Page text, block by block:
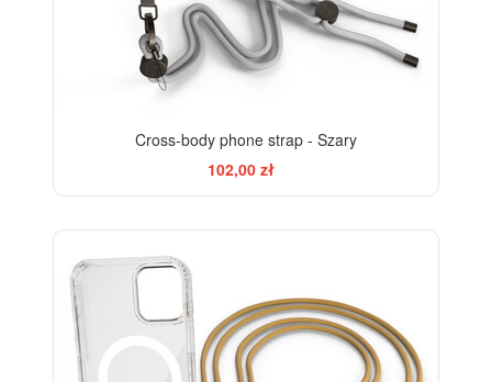
Cross-body phone strap - Szary
102,00 zł